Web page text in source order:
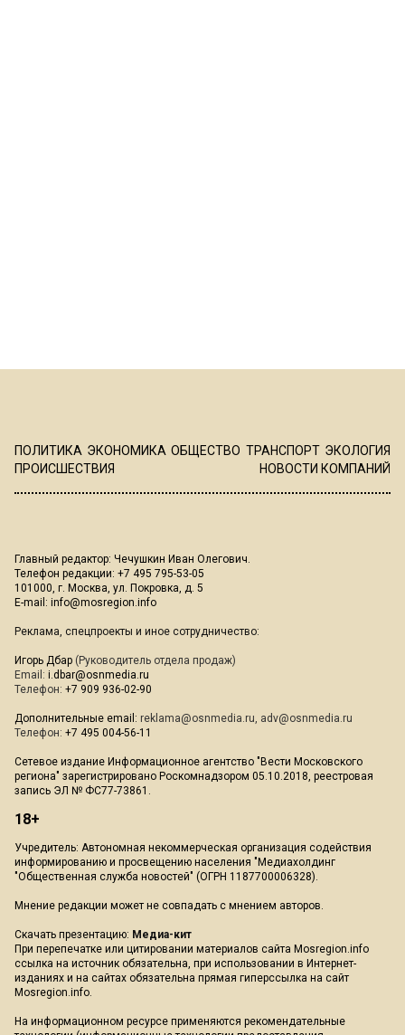
ПОЛИТИКА ЭКОНОМИКА ОБЩЕСТВО ТРАНСПОРТ ЭКОЛОГИЯ
ПРОИСШЕСТВИЯ
НОВОСТИ КОМПАНИЙ
Главный редактор: Чечушкин Иван Олегович.
Телефон редакции: +7 495 795-53-05
101000, г. Москва, ул. Покровка, д. 5
E-mail: info@mosregion.info
Реклама, спецпроекты и иное сотрудничество:
Игорь Дбар (Руководитель отдела продаж)
Email: i.dbar@osnmedia.ru
Телефон: +7 909 936-02-90
Дополнительные email: reklama@osnmedia.ru, adv@osnmedia.ru
Телефон: +7 495 004-56-11
Сетевое издание Информационное агентство "Вести Московского
региона" зарегистрировано Роскомнадзором 05.10.2018, реестровая
запись ЭЛ № ФС77-73861.
18+
Учредитель: Автономная некоммерческая организация содействия
информированию и просвещению населения "Медиахолдинг
"Общественная служба новостей" (ОГРН 1187700006328).
Мнение редакции может не совпадать с мнением авторов.
Скачать презентацию: Медиа-кит
При перепечатке или цитировании материалов сайта Mosregion.info
ссылка на источник обязательна, при использовании в Интернет-
изданиях и на сайтах обязательна прямая гиперссылка на сайт
Mosregion.info.
На информационном ресурсе применяются рекомендательные